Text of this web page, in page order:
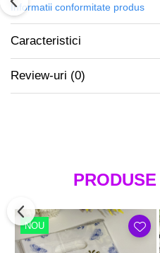
Informatii conformitate produs
Caracteristici
Review-uri (0)
NOU